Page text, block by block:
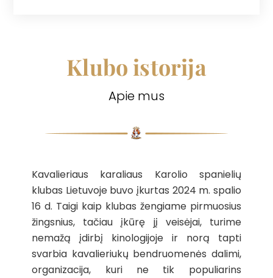
Klubo istorija
Apie mus
Kavalieriaus karaliaus Karolio spanielių
klubas Lietuvoje buvo įkurtas 2024 m. spalio
16 d. Taigi kaip klubas žengiame pirmuosius
žingsnius, tačiau įkūrę jį veisėjai, turime
nemažą įdirbį kinologijoje ir norą tapti
svarbia kavalieriukų bendruomenės dalimi,
organizacija, kuri ne tik populiarins